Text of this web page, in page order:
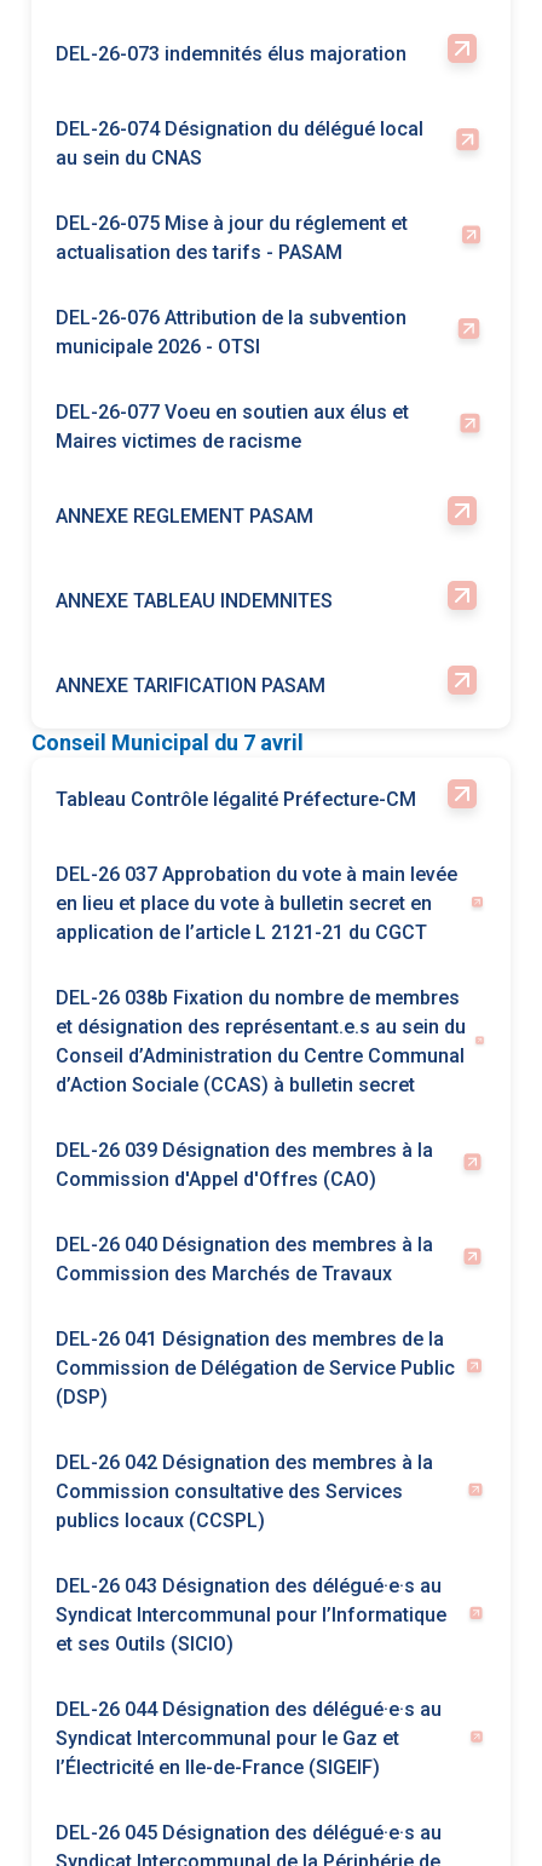
DEL-26-075 Mise à jour du réglement et
DEL-26-076 Attribution de la subvention
DEL-26-077 Voeu en soutien aux élus et
ANNEXE REGLEMENT PASAM
ANNEXE TABLEAU INDEMNITES
ANNEXE TARIFICATION PASAM
en lieu et place du vote à bulletin secret en
et désignation des représentant.e.s au sein du
Conseil d’Administration du Centre Communal
d’Action Sociale (CCAS) à bulletin secret
DEL-26 039 Désignation des membres à la
Commission d'Appel d'Offres (CAO)
DEL-26 040 Désignation des membres à la
DEL-26 041 Désignation des membres de la
(DSP)
Commission consultative des Services
publics locaux (CCSPL)
Syndicat Intercommunal pour l’Informatique
et ses Outils (SICIO)
Syndicat Intercommunal pour le Gaz et
l’Électricité en Ile-de-France (SIGEIF)
Syndicat Intercommunal de la Périphérie de
Paris pour les Energies et les Réseaux de
Communication (SIPPEREC)
DEL-26 046 Désignation des délégué·e·s au
Syndicat Intercommunal Funéraire de la